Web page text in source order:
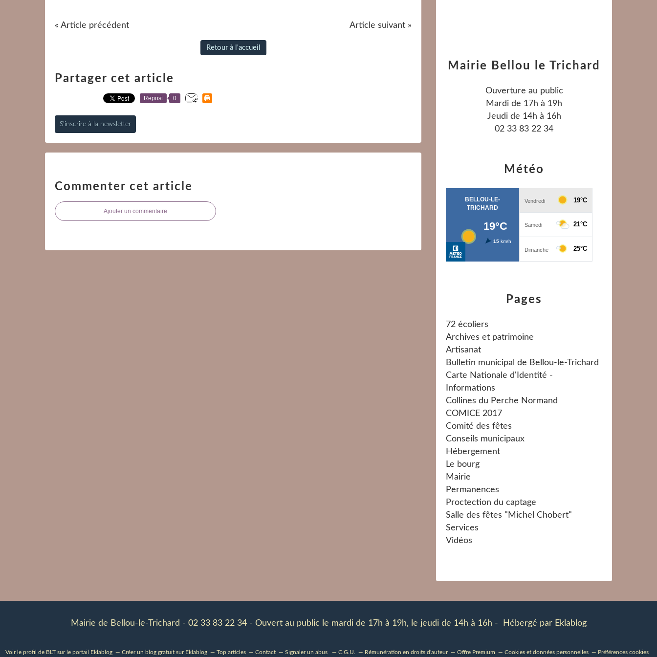
« Article précédent Article suivant »
Retour à l'accueil
Partager cet article
Repost 0
S'inscrire à la newsletter
Commenter cet article
Ajouter un commentaire
Pages
72 écoliers
Archives et patrimoine
Artisanat
Bulletin municipal de Bellou-le-Trichard
Carte Nationale d'Identité -
Informations
Collines du Perche Normand
COMICE 2017
Comité des fêtes
Conseils municipaux
Hébergement
Le bourg
Mairie
Permanences
Proctection du captage
Salle des fêtes "Michel Chobert"
Services
Vidéos
Mairie Bellou le Trichard
Ouverture au public
Mardi de 17h à 19h
Jeudi de 14h à 16h
02 33 83 22 34
Météo
Mairie de Bellou-le-Trichard - 02 33 83 22 34 - Ouvert au public le mardi de 17h à 19h, le jeudi de 14h à 16h - Hébergé par Eklablog
Voir le profil de BLT sur le portail Eklablog Créer un blog gratuit sur Eklablog Top articles Contact Signaler un abus C.G.U. Rémunération en droits d'auteur Offre Premium Cookies et données personnelles Préférences cookies